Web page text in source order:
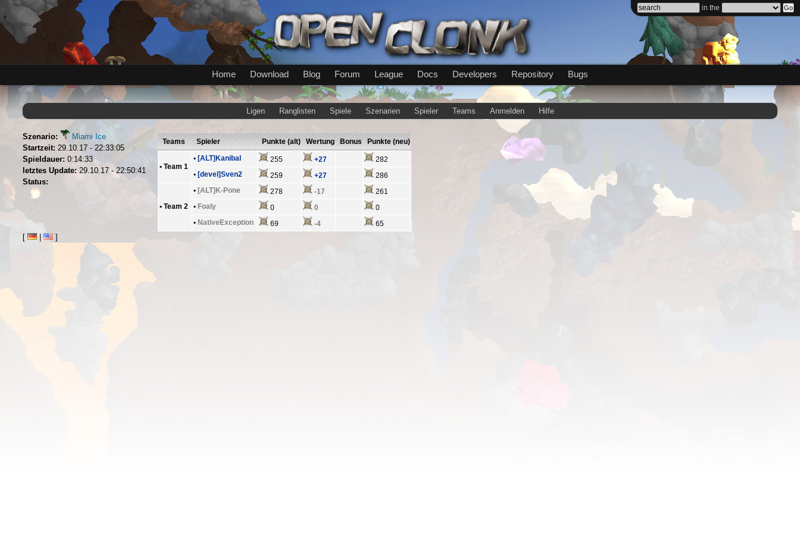
in the
Home Download Blog Forum League Docs Developers Repository Bugs
Ligen Ranglisten Spiele Szenarien Spieler Teams Anmelden Hilfe
Szenario:
Miami Ice
Startzeit: 29.10.17 - 22:33:05
Spieldauer: 0:14:33
letztes Update:29.10.17 - 22:50:41
Status:
Teams Spieler Punkte (alt) Wertung Bonus Punkte (neu)
• Team 1
• [ALT]Kanibal 255 +27
282
• [devel]Sven2 259 +27 286
• Team 2
• [ALT]K-Pone 278 -17
261
• Foaly 0 0
0
• NativeException 69 -4 65
[ ]